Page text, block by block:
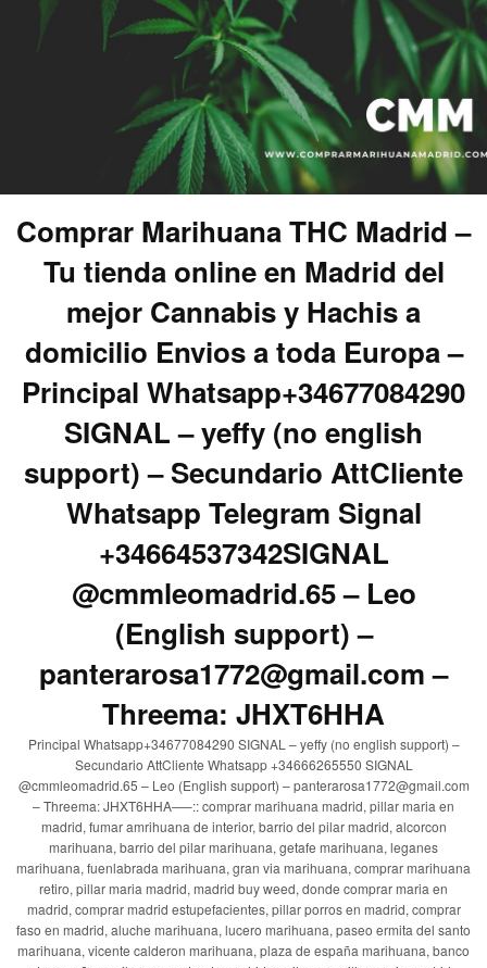
Comprar Marihuana THC Madrid –
Tu tienda online en Madrid del
mejor Cannabis y Hachis a
domicilio Envios a toda Europa –
Principal Whatsapp+34677084290
SIGNAL – yeffy (no english
support) – Secundario AttCliente
Whatsapp Telegram Signal
+34664537342SIGNAL
@cmmleomadrid.65 – Leo
(English support) –
panterarosa1772@gmail.com –
Threema: JHXT6HHA
Principal Whatsapp+34677084290 SIGNAL – yeffy (no english support) –
Secundario AttCliente Whatsapp +34666265550 SIGNAL
@cmmleomadrid.65 – Leo (English support) – panterarosa1772@gmail.com
– Threema: JHXT6HHA—–:: comprar marihuana madrid, pillar maria en
madrid, fumar amrihuana de interior, barrio del pilar madrid, alcorcon
marihuana, barrio del pilar marihuana, getafe marihuana, leganes
marihuana, fuenlabrada marihuana, gran via marihuana, comprar marihuana
retiro, pillar maria madrid, madrid buy weed, donde comprar maria en
madrid, comprar madrid estupefacientes, pillar porros en madrid, comprar
faso en madrid, aluche marihuana, lucero marihuana, paseo ermita del santo
marihuana, vicente calderon marihuana, plaza de españa marihuana, banco